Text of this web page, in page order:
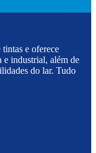
e oferece
e industrial, além de
do lar. Tudo